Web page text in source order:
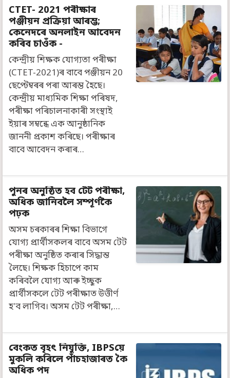
CTET- 2021 পৰীক্ষাৰ
পঞ্জীয়ন প্রক্রিয়া আৰম্ভ;
কেনেদৰে অনলাইন আবেদন
কৰিব চাওঁক -
কেন্দ্ৰীয় শিক্ষক যোগ্যতা পৰীক্ষা
(CTET-2021)ৰ বাবে পঞ্জীয়ন 20
ছেপ্টেম্বৰৰ পৰা আৰম্ভ হৈছে।
কেন্দ্ৰীয় মাধ্যমিক শিক্ষা পৰিষদ,
পৰীক্ষা পৰিচালনাকাৰী সংস্থাই
ইয়াৰ সম্বন্ধে এক আনুষ্ঠানিক
জাননী প্ৰকাশ কৰিছে। পৰীক্ষাৰ
বাবে আবেদন কৰাৰ…
পুনৰ অনুষ্ঠিত হব টেট পৰীক্ষা,
অধিক জানিবলৈ সম্পূর্ণকৈ
পঢ়ক
অসম চৰকাৰৰ শিক্ষা বিভাগে
যোগ্য প্ৰাৰ্থীসকলৰ বাবে অসম টেট
পৰীক্ষা অনুষ্ঠিত কৰাৰ সিদ্ধান্ত
লৈছে। শিক্ষক হিচাপে কাম
কৰিবলৈ যোগ্য আৰু ইচ্ছুক
প্ৰাৰ্থীসকলে টেট পৰীক্ষাত উত্তীৰ্ণ
হ'ব লাগিব। অসম টেট পৰীক্ষা,…
বেংকত বৃহৎ নিযুক্তি, IBPSয়ে
মুকলি কৰিলে পাঁচহাজাৰত কৈ
অধিক পদ